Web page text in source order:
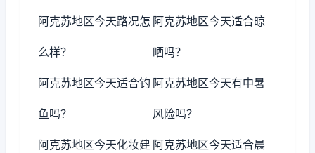
阿克苏地区今天路况怎
么样？
阿克苏地区今天适合晾
晒吗？
阿克苏地区今天适合钓
鱼吗？
阿克苏地区今天有中暑
风险吗？
阿克苏地区今天化妆建 阿克苏地区今天适合晨